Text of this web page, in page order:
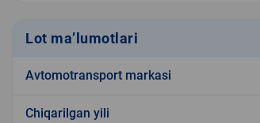
10
Lot ma’lumotlari
Avtomotransport markasi
Chiqarilgan yili